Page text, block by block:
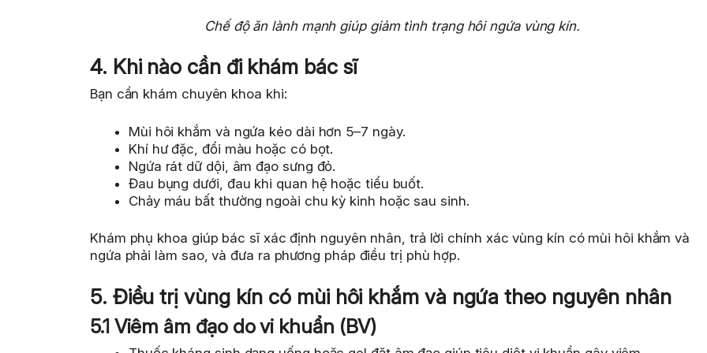
Chế độ ăn lành mạnh giúp giảm tình trạng hôi ngứa vùng kín.
4. Khi nào cần đi khám bác sĩ
Bạn cần khám chuyên khoa khi:
Mùi hôi khắm và ngứa kéo dài hơn 5–7 ngày.
Khí hư đặc, đổi màu hoặc có bọt.
Ngứa rát dữ dội, âm đạo sưng đỏ.
Đau bụng dưới, đau khi quan hệ hoặc tiểu buốt.
Chảy máu bất thường ngoài chu kỳ kinh hoặc sau sinh.
Khám phụ khoa giúp bác sĩ xác định nguyên nhân, trả lời chính xác vùng kín có mùi hôi khắm và
ngứa phải làm sao, và đưa ra phương pháp điều trị phù hợp.
5. Điều trị vùng kín có mùi hôi khắm và ngứa theo nguyên nhân
5.1 Viêm âm đạo do vi khuẩn (BV)